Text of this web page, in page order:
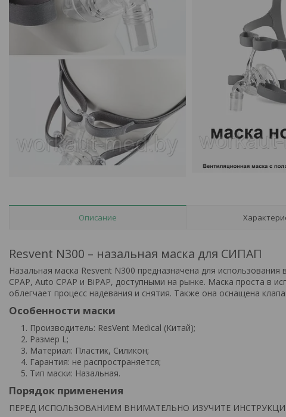
Описание
Resvent N300 – назальная маска для СИПАП
Назальная маска Resvent N300 предназначена для
CPAP, Auto CPAP и BiPAP, доступными на рынке. Маска проста в
облегчает процесс надевания и снятия. Также она оснащена
Особенности маски
Производитель: ResVent Medical (Китай);
Размер L;
Материал: Пластик, Силикон;
Гарантия: не распространяется;
Тип маски: Назальная.
Порядок применения
ПЕРЕД ИСПОЛЬЗОВАНИЕМ ВНИМАТЕЛЬНО ИЗУЧИТЕ